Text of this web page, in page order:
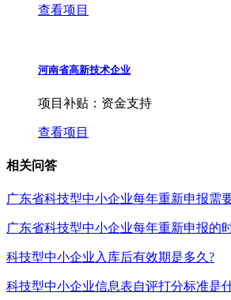
查看项目
河南省高新技术企业
项目补贴： 资金支持
查看项目
相关问答
广东省科技型中小企业每年重新申报需
广东省科技型中小企业每年重新申报的
科技型中小企业入库后有效期是多久?
科技型中小企业信息表自评打分标准是